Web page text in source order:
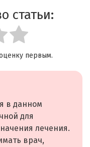
статьи:
первым.
в данном
для
лечения.
врач,